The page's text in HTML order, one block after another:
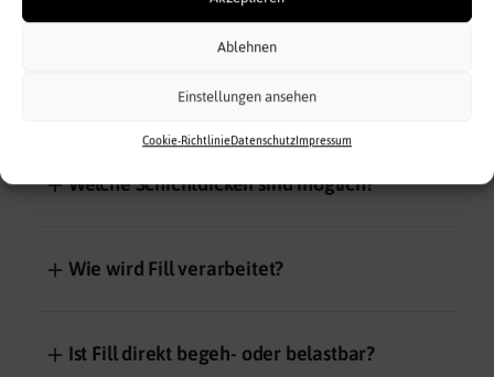
Ablehnen
Einstellungen ansehen
Cookie-RichtlinieDatenschutzImpressum
＋Welche Schichtdicken sind möglich?
＋ Wie wird Fill verarbeitet?
＋ Ist Fill direkt begeh- oder belastbar?